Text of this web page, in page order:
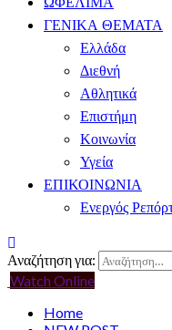
ΓΕΝΙΚΑ ΘΕΜΑΤΑ
Ελλάδα
Διεθνή
Αθλητικά
Επιστήμη
Κοινωνία
Υγεία
ΕΠΙΚΟΙΝΩΝΙΑ
Ενεργός
Αναζήτηση για:
Watch Online
Home